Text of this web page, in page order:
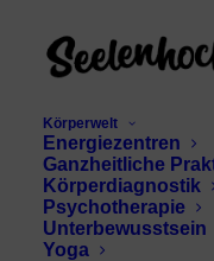
Körperwelt
Energiezentren
Ganzheitliche
Körperdiagnostik
Psychotherapie
Unterbewusstsein
Yoga